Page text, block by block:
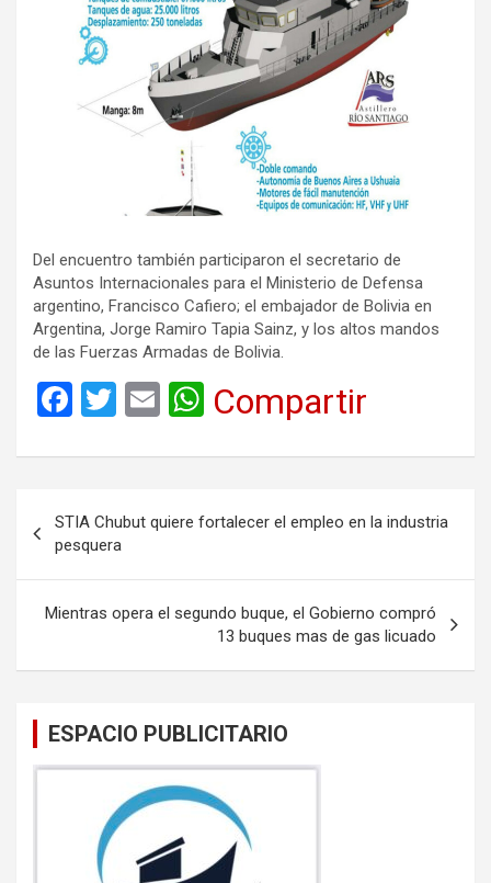
Del encuentro también participaron el secretario de
Asuntos Internacionales para el Ministerio de Defensa
argentino, Francisco Cafiero; el embajador de Bolivia en
Argentina, Jorge Ramiro Tapia Sainz, y los altos mandos
de las Fuerzas Armadas de Bolivia.
F
ce
b
o
o
k
T
tt
er
E
ail
W
at
s
A
p
p
Compartir
de
entradas
STIA Chubut quiere fortalecer el empleo en la industria
pesquera
Mientras opera el segundo buque, el Gobierno compró
13 buques mas de gas licuado
ESPACIO PUBLICITARIO